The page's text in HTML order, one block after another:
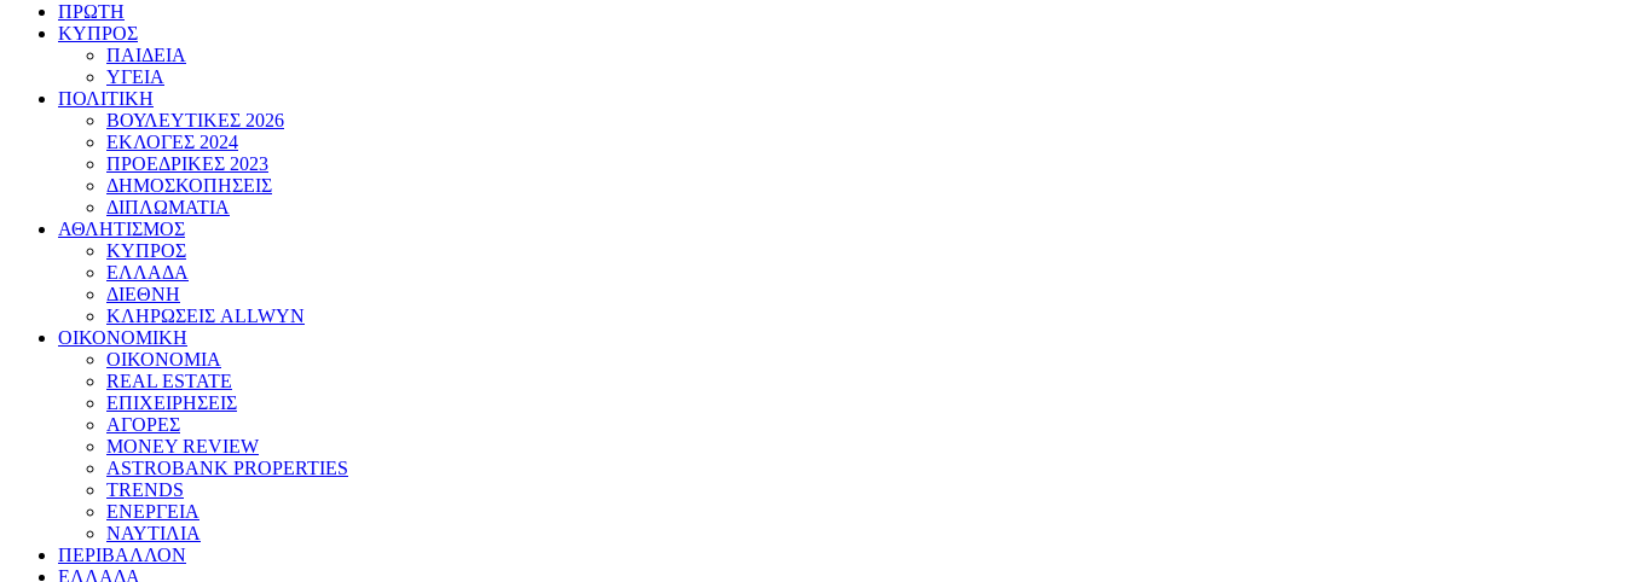
ΠΡΩΤΗ
ΚΥΠΡΟΣ
ΠΑΙΔΕΙΑ
ΥΓΕΙΑ
ΠΟΛΙΤΙΚΗ
ΒΟΥΛΕΥΤΙΚΕΣ 2026
ΕΚΛΟΓΕΣ 2024
ΠΡΟΕΔΡΙΚΕΣ 2023
ΔΗΜΟΣΚΟΠΗΣΕΙΣ
ΔΙΠΛΩΜΑΤΙΑ
ΑΘΛΗΤΙΣΜΟΣ
ΚΥΠΡΟΣ
ΕΛΛΑΔΑ
ΔΙΕΘΝΗ
ΚΛΗΡΩΣΕΙΣ ALLWYN
ΟΙΚΟΝΟΜΙΚΗ
ΟΙΚΟΝΟΜΙΑ
REAL ESTATE
ΕΠΙΧΕΙΡΗΣΕΙΣ
ΑΓΟΡΕΣ
MONEY REVIEW
ASTROBANK PROPERTIES
TRENDS
ΕΝΕΡΓΕΙΑ
ΝΑΥΤΙΛΙΑ
ΠΕΡΙΒΑΛΛΟΝ
ΕΛΛΑΔΑ